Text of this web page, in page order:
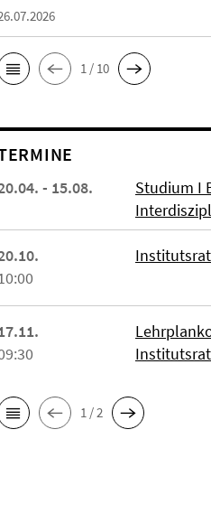
1 / 10
- 15.08.
Studium I
1 / 2